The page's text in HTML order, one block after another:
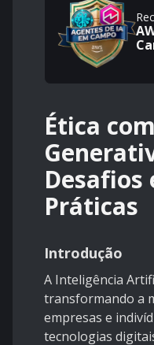
Ética
Desafios
Práticas
Introdução
A Inteligência
transformando a
empresas e
tecnologias